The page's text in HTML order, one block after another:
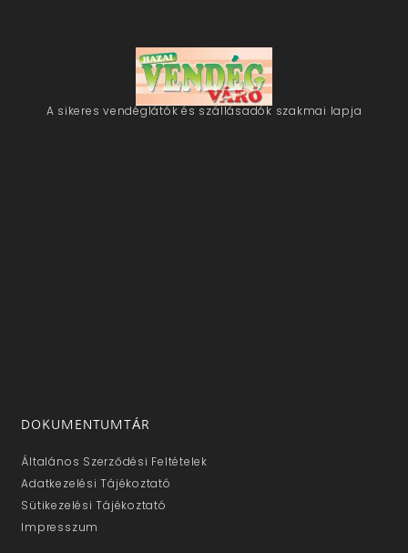
A sikeres vendéglátók és szállásadók szakmai lapja
DOKUMENTUMTÁR
Általános Szerződési Feltételek
Adatkezelési Tájékoztató
Sütikezelési Tájékoztató
Impresszum